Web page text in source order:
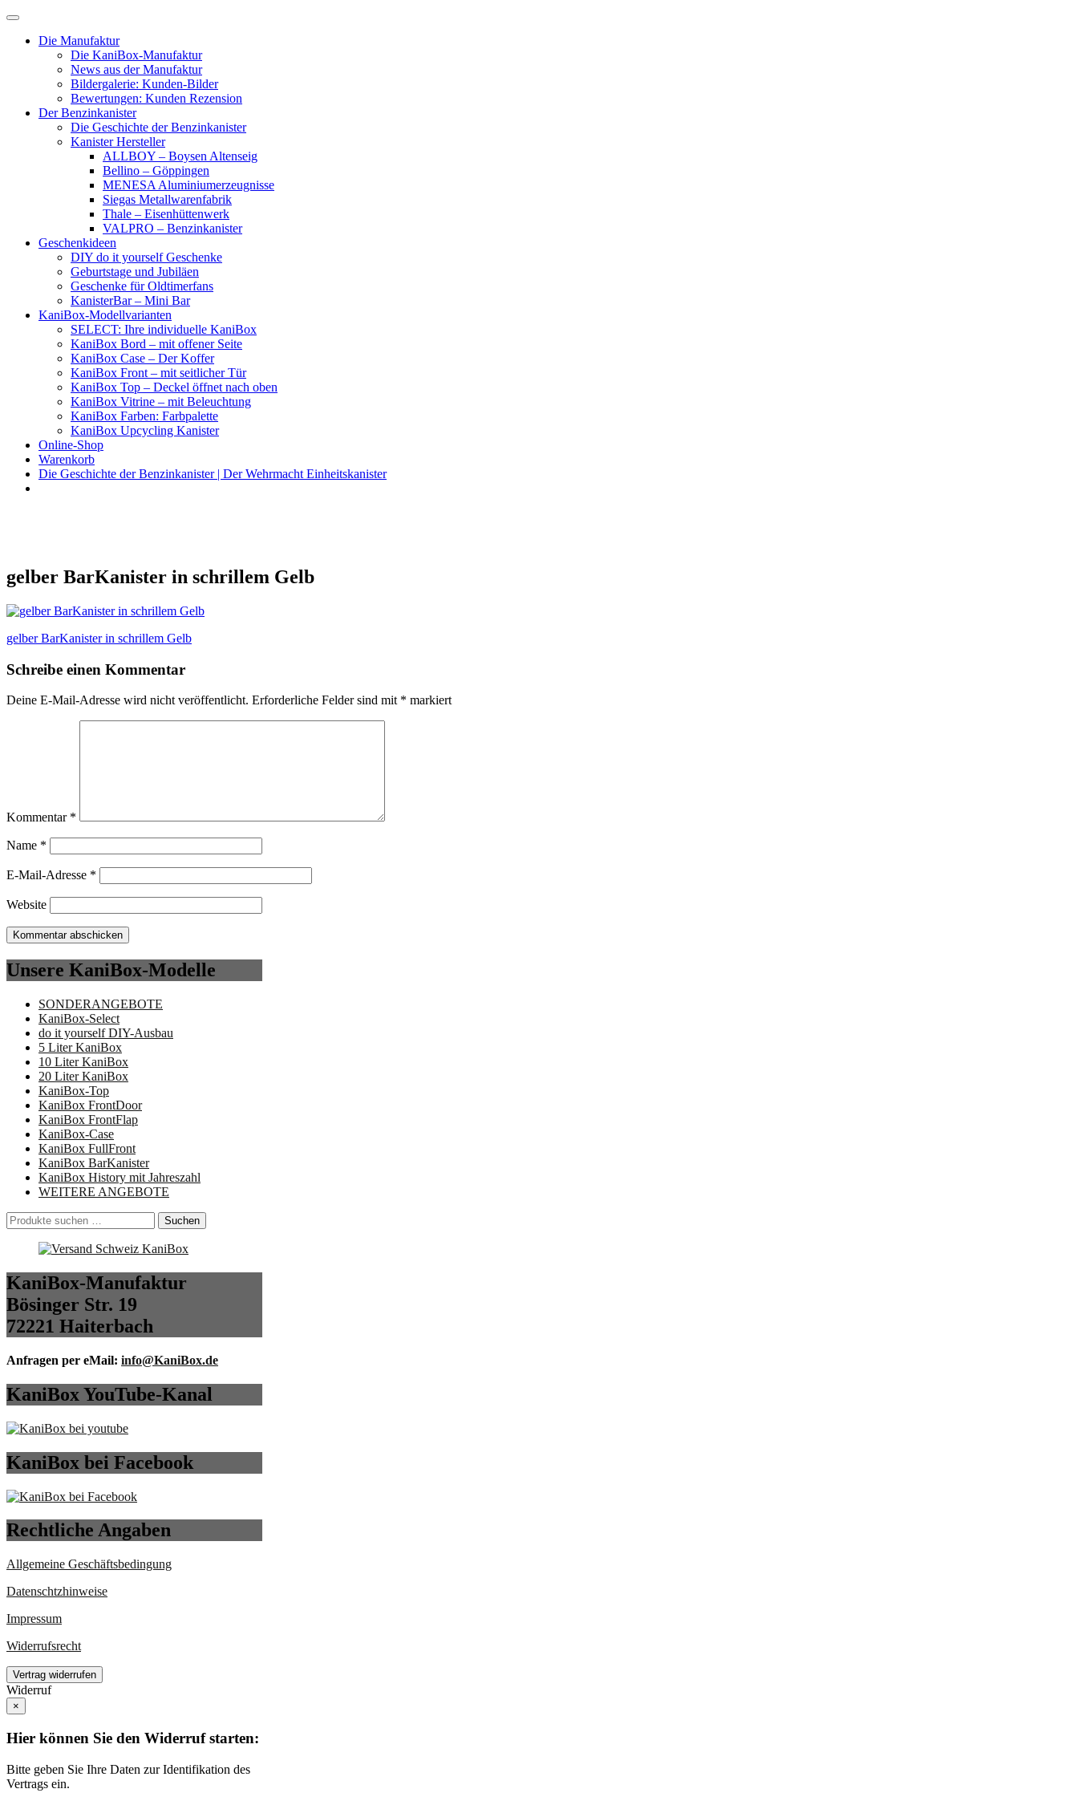
Skip
contentDie Manufaktur
Die KaniBox-Manufaktur
News aus der Manufaktur
Bildergalerie: Kunden-Bilder
Bewertungen: Kunden Rezension
Der Benzinkanister
Die Geschichte der Benzinkanister
Kanister Hersteller
ALLBOY – Boysen Altenseig
Bellino – Göppingen
MENESA Aluminiumerzeugnisse
Siegas Metallwarenfabrik
Thale – Eisenhüttenwerk
VALPRO – Benzinkanister
Geschenkideen
DIY do it yourself Geschenke
Geburtstage und Jubiläen
Geschenke für Oldtimerfans
KanisterBar – Mini Bar
KaniBox-Modellvarianten
SELECT: Ihre individuelle KaniBox
KaniBox Bord – mit offener Seite
KaniBox Case – Der Koffer
KaniBox Front – mit seitlicher Tür
KaniBox Top – Deckel öffnet nach oben
KaniBox Vitrine – mit Beleuchtung
KaniBox Farben: Farbpalette
KaniBox Upcycling Kanister
Online-Shop
Warenkorb
Die Geschichte der Benzinkanister | Der Wehrmacht Einheitskanister
gelber BarKanister in schrillem Gelb
Beitragsnavigation
gelber BarKanister in schrillem Gelb
Schreibe einen Kommentar
Deine E-Mail-Adresse wird nicht veröffentlicht. Erforderliche Felder sind mit * markiert
Kommentar *
Name *
E-Mail-Adresse *
Website
Unsere KaniBox-Modelle
SONDERANGEBOTE
KaniBox-Select
do it yourself DIY-Ausbau
5 Liter KaniBox
10 Liter KaniBox
20 Liter KaniBox
KaniBox-Top
KaniBox FrontDoor
KaniBox FrontFlap
KaniBox-Case
KaniBox FullFront
KaniBox BarKanister
KaniBox History mit Jahreszahl
WEITERE ANGEBOTE
Suchen
nach:
Suchen
KaniBox-Manufaktur
Bösinger Str. 19
72221 Haiterbach
Anfragen per eMail: info@KaniBox.de
KaniBox YouTube-Kanal
KaniBox bei Facebook
Rechtliche Angaben
Allgemeine Geschäftsbedingung
Datenschtzhinweise
Impressum
Widerrufsrecht
Vertrag widerrufen
Widerruf
×
Hier können Sie den Widerruf starten:
Bitte geben Sie Ihre Daten zur Identifikation des
Vertrags ein.